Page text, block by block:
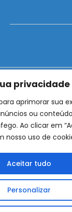
privacidade
aprimorar sua
ou
Ao clicar em
nosso uso de
Personalizar
Aceitar tudo
News traz
para
Notícias
Bolder Podcast